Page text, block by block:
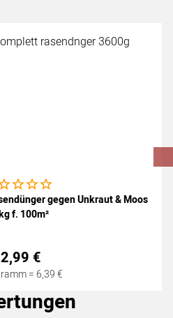
keine Bewertungen abgegeben
gegen Unkraut & Moos
f. 100m²
,99 €
= 6,39€